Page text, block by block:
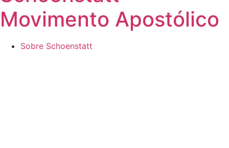
Movimento Apostólico
Sobre Schoenstatt